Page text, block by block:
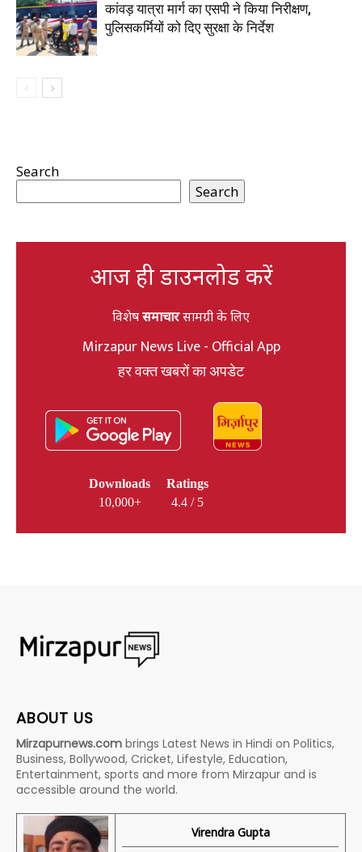
कांवड़ यात्रा मार्ग का एसपी ने किया निरीक्षण,
पुलिसकर्मियों को दिए सुरक्षा के निर्देश
Search
Search
आज ही डाउनलोड करें
विशेषसमाचारसामग्री के लिए
Mirzapur News Live - Official App
हर वक्त खबरों का अपडेट
Downloads
10,000+
Ratings
4.4 / 5
ABOUT US
Mirzapurnews.com brings Latest News in Hindi on Politics,
Business, Bollywood, Cricket, Lifestyle, Education,
Entertainment, sports and more from Mirzapur and is
accessible around the world.
Virendra Gupta